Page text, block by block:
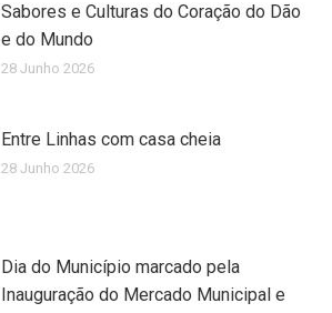
Sabores e Culturas do Coração do Dão
e do Mundo
28 Junho 2026
Entre Linhas com casa cheia
28 Junho 2026
Dia do Município marcado pela
Inauguração do Mercado Municipal e